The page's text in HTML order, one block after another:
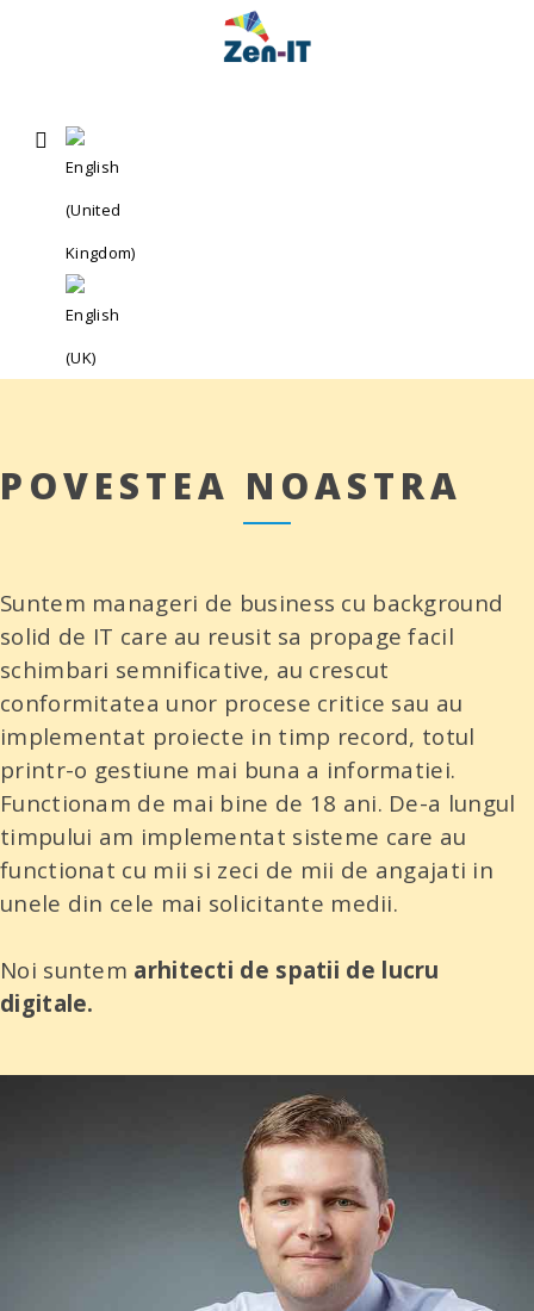
POVESTEA NOASTRA
Suntem manageri de business cu background
solid de IT care au reusit sa propage facil
schimbari semnificative, au crescut
conformitatea unor procese critice sau au
implementat proiecte in timp record, totul
printr-o gestiune mai buna a informatiei.
Functionam de mai bine de 18 ani. De-a lungul
timpului am implementat sisteme care au
functionat cu mii si zeci de mii de angajati in
unele din cele mai solicitante medii.
Noi suntem arhitecti de spatii de lucru
digitale.